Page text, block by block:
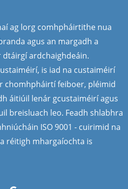
ag lorg comhpháirtithe nua
agus an margadh a
ardchaighdeáin.
is iad na custaiméirí
chomhpháirtí feiboer, pléimid
áitiúil lenár gcustaiméirí agus
breisluach leo. Feadh shlabhra
ISO 9001 - cuirimid na
réitigh mhargaíochta is